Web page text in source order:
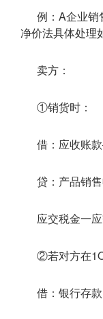
例：A企业销
净价法具体处理
卖方：
①销货时：
借：应收账
贷：产品销
应交税金一
②若对方在
借：银行存